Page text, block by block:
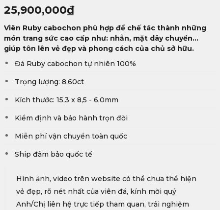
25,900,000₫
Viên Ruby cabochon phù hợp để chế tác thành những
món trang sức cao cấp như: nhẫn, mặt dây chuyền...
giúp tôn lên vẻ đẹp và phong cách của chủ sở hữu.
Đá Ruby cabochon tự nhiên 100%
Trọng lượng: 8,60ct
Kích thước: 15,3 x 8,5 - 6,0mm
Kiểm định và bảo hành trọn đời
Miễn phí vận chuyển toàn quốc
Ship đảm bảo quốc tế
Hình ảnh, video trên website có thể chưa thể hiện
vẻ đẹp, rõ nét nhất của viên đá, kính mời quý
Anh/Chị liên hệ trực tiếp tham quan, trải nghiệm